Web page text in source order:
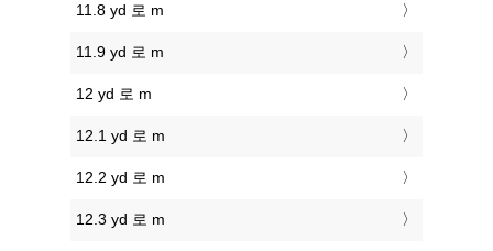
11.8 yd 로 m
11.9 yd 로 m
12 yd 로 m
12.1 yd 로 m
12.2 yd 로 m
12.3 yd 로 m